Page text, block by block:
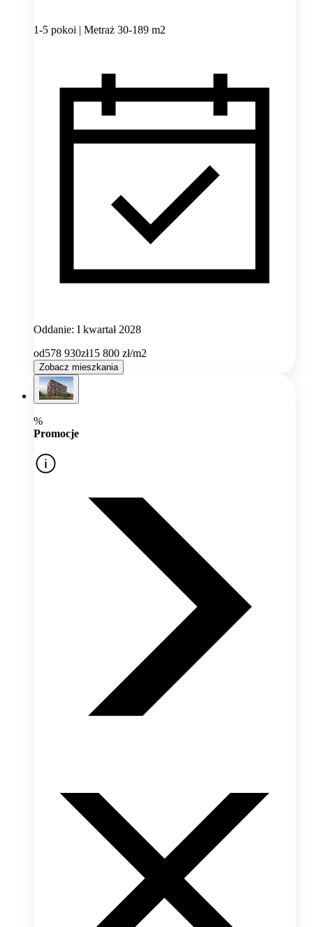
1-5 pokoi | Metraż 30-189 m2
Oddanie: I kwartał 2028
od578 930zł15 800 zł/m2
Zobacz mieszkania
%
Promocje